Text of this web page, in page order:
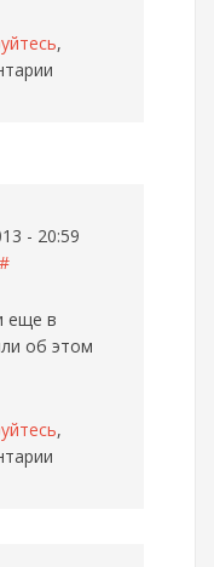
,
- 20:59
#
еще в
об этом
,